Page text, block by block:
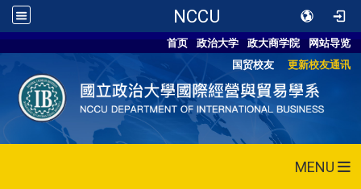
NCCU
首页 政治大学 政大商学院
网站导览
国贸校友
更新校友通讯
MENU